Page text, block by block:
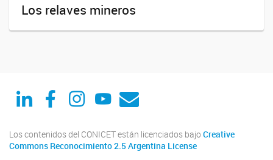
Los relaves mineros
Linked in Facebook
Instagram
Youtube
Correo
Los contenidos del CONICET están licenciados bajo Creative
Commons Reconocimiento 2.5 Argentina License